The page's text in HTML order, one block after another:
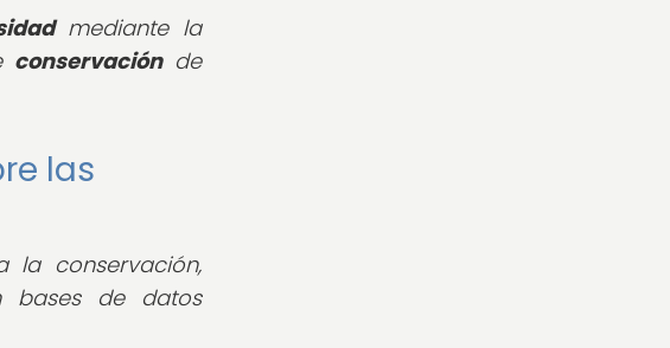
mediante la
conservaciónde
las
la conservación,
de datos